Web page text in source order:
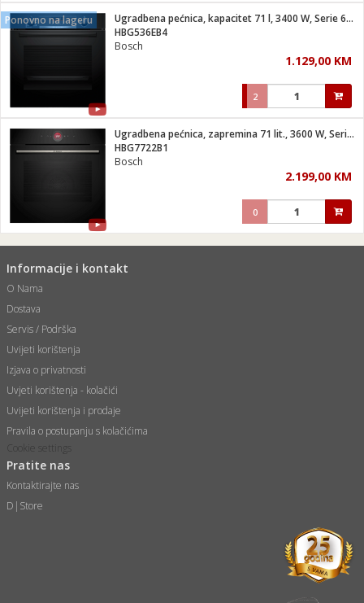
Ponovno na lageru
Ugradbena pećnica, kapacitet 71 l, 3400 W, Serie 6, A+
HBG536EB4
Bosch
1.129,00 KM
2
Ugradbena pećnica, zapremina 71 lit., 3600 W, Serie 8, A+
HBG7722B1
Bosch
2.199,00 KM
0
Informacije i kontakt
O Nama
Dostava
Servis / Podrška
Uvijeti korištenja
Izjava o privatnosti
Uvjeti korištenja - kolačići
Uvijeti korištenja i prodaje
Pravila o postupanju s kolačićima
Cookie settings
Pratite nas
Kontaktirajte nas
D|Store